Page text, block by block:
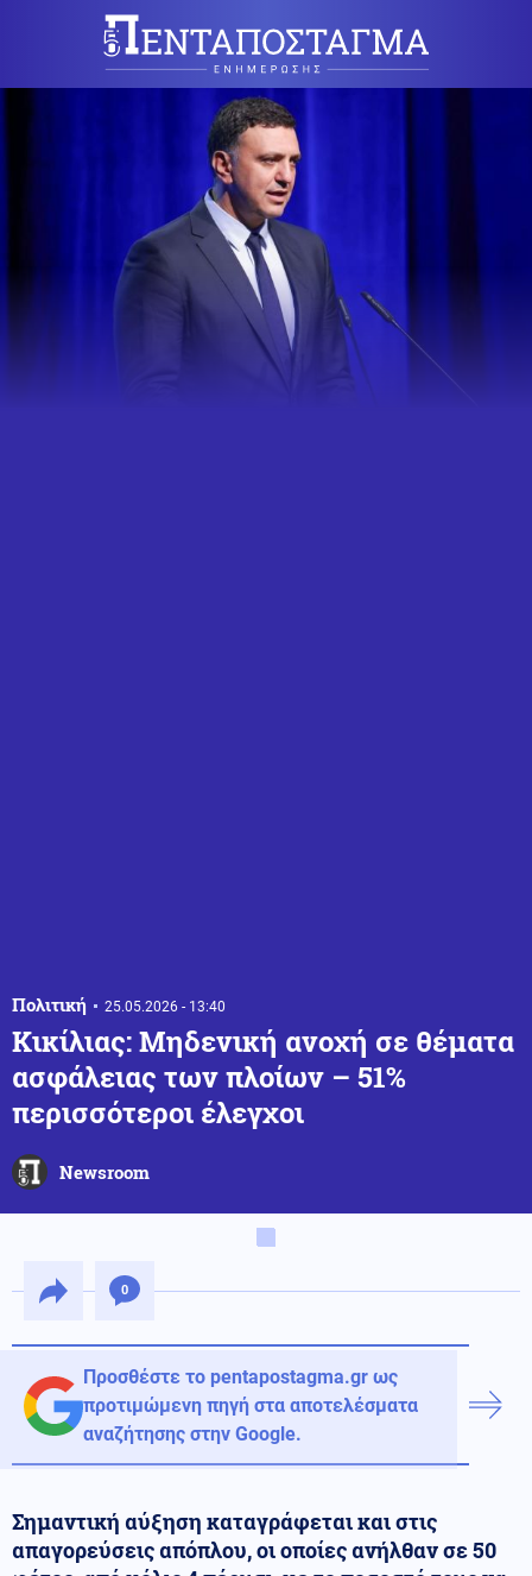
Πολιτική 25.05.2026 - 13:40
Κικίλιας: Μηδενική ανοχή σε θέματα
ασφάλειας των πλοίων – 51%
περισσότεροι έλεγχοι
Newsroom
0
Προσθέστε το pentapostagma.gr ως
προτιμώμενη πηγή στα αποτελέσματα
αναζήτησης στην Google.
Σημαντική αύξηση καταγράφεται και στις
απαγορεύσεις απόπλου, οι οποίες ανήλθαν σε 50